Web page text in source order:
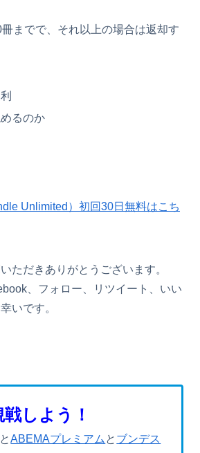
冊までで、それ以上の場合は返却す
るのか
Unlimited）初回30日無料はこち
ただきありがとうございます。
、フォロー、リツイート、いい
いです。
しよう！
とABEMAプレミアム と ブンデス